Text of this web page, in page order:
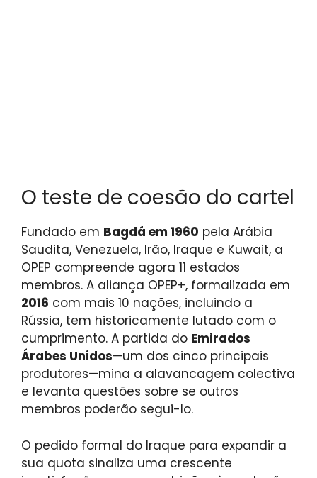
O teste de coesão do cartel
Fundado em Bagdá em 1960 pela Arábia
Saudita, Venezuela, Irão, Iraque e Kuwait, a
OPEP compreende agora 11 estados
membros. A aliança OPEP+, formalizada em
2016 com mais 10 nações, incluindo a
Rússia, tem historicamente lutado com o
cumprimento. A partida do Emirados
Árabes Unidos—um dos cinco principais
produtores—mina a alavancagem colectiva
e levanta questões sobre se outros
membros poderão segui-lo.
O pedido formal do Iraque para expandir a
sua quota sinaliza uma crescente